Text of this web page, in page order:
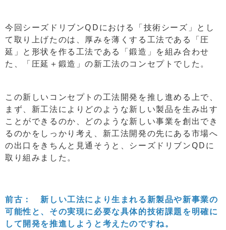
今回シーズドリブンQDにおける「技術シーズ」とし
て取り上げたのは、厚みを薄くする工法である「圧
延」と形状を作る工法である「鍛造」を組み合わせ
た、「圧延＋鍛造」の新工法のコンセプトでした。
この新しいコンセプトの工法開発を推し進める上で、
まず、新工法によりどのような新しい製品を生み出す
ことができるのか、どのような新しい事業を創出でき
るのかをしっかり考え、新工法開発の先にある市場へ
の出口をきちんと見通そうと、シーズドリブンQDに
取り組みました。
前古： 新しい工法により生まれる新製品や新事業の
可能性と、その実現に必要な具体的技術課題を明確に
して開発を推進しようと考えたのですね。